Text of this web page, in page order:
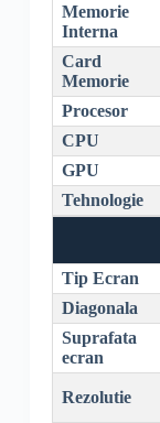
Memorie
Interna
Card
Memorie
Procesor
CPU
GPU
Tehnologie
Tip Ecran
Diagonala
Suprafata
ecran
Rezolutie